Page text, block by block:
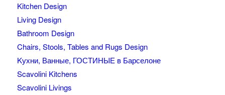
Kitchen Design
Living Design
Bathroom Design
Chairs, Stools, Tables and Rugs Design
Kухни, Ванные, ГОСТИНЫЕ в Барселоне
Scavolini Kitchens
Scavolini Livings